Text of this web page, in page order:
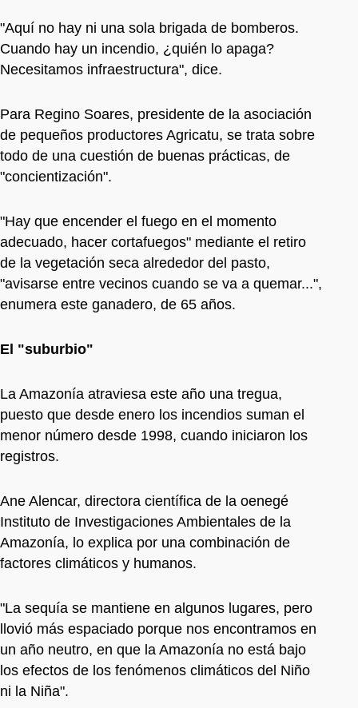
"Aquí no hay ni una sola brigada de bomberos.
Cuando hay un incendio, ¿quién lo apaga?
Necesitamos infraestructura", dice.
Para Regino Soares, presidente de la asociación
de pequeños productores Agricatu, se trata sobre
todo de una cuestión de buenas prácticas, de
"concientización".
"Hay que encender el fuego en el momento
adecuado, hacer cortafuegos" mediante el retiro
de la vegetación seca alrededor del pasto,
"avisarse entre vecinos cuando se va a quemar...",
enumera este ganadero, de 65 años.
El "suburbio"
La Amazonía atraviesa este año una tregua,
puesto que desde enero los incendios suman el
menor número desde 1998, cuando iniciaron los
registros.
Ane Alencar, directora científica de la oenegé
Instituto de Investigaciones Ambientales de la
Amazonía, lo explica por una combinación de
factores climáticos y humanos.
"La sequía se mantiene en algunos lugares, pero
llovió más espaciado porque nos encontramos en
un año neutro, en que la Amazonía no está bajo
los efectos de los fenómenos climáticos del Niño
ni la Niña".